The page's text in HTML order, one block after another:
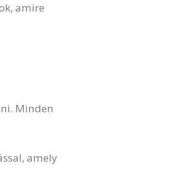
amire
Minden
amely